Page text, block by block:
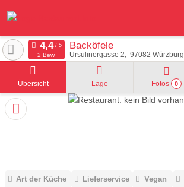
Backöfele
Ursulinergasse 2 97082 Würzburg
2 Bew.
Übersicht Lage Fotos 0
Art der Küche Lieferservice Vegan